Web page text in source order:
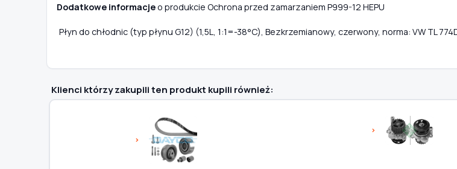
Dodatkowe informacjeo produkcie Ochrona przed zamarzaniem P999-12 HEPU
Płyn do chłodnic (typ płynu G12) (1,5L, 1:1=-38°C), Bezkrzemianowy, czerwony, norma: VW TL
Klienci którzy zakupili ten produkt kupili również: